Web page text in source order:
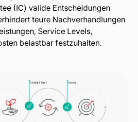
(IC) valide Entscheidungen
teure Nachverhandlungen
Service Levels,
belastbar festzuhalten.